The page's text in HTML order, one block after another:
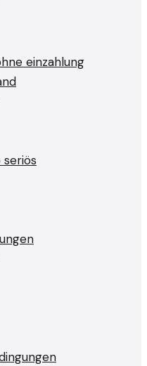
einzahlung